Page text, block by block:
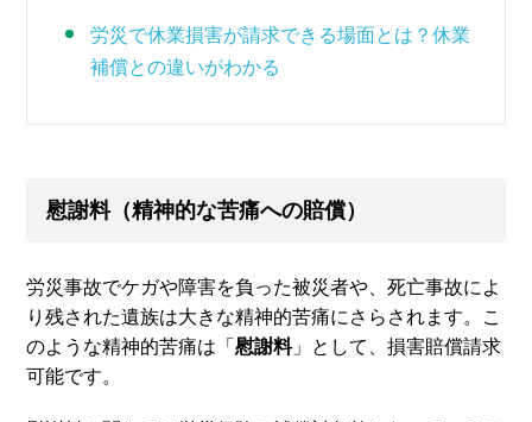
労災で休業損害が請求できる場面とは？休業
補償との違いがわかる
慰謝料（精神的な苦痛への賠償）
労災事故でケガや障害を負った被災者や、死亡事故によ
り残された遺族は大きな精神的苦痛にさらされます。こ
のような精神的苦痛は「慰謝料」として、損害賠償請求
可能です。